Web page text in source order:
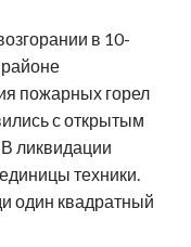
в 10-
пожарных горел
с открытым
ликвидации
техники.
один квадратный